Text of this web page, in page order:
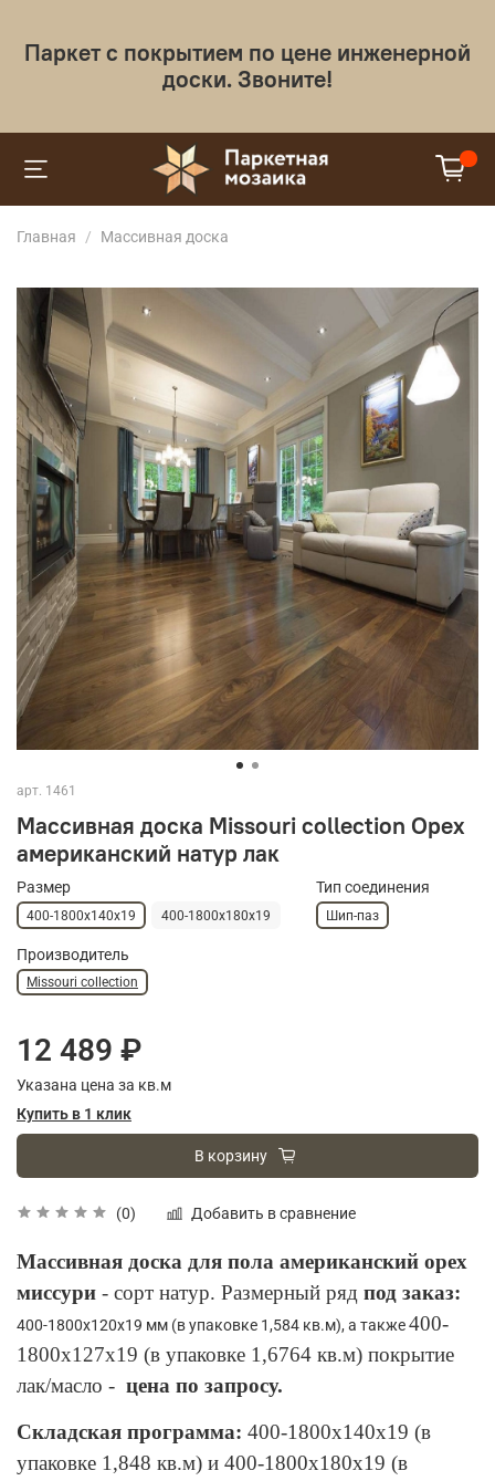
Паркет с покрытием по цене инженерной
доски. Звоните!
Главная Массивная доска
арт. 1461
Массивная доска Missouri collection Орех
американский натур лак
(0) Добавить в сравнение
Размер
400-1800х140х19 400-1800х180х19
Тип соединения
Шип-паз
Производитель
Missouri collection
12 489 ₽
Указана цена за кв.м
Купить в 1 клик
В корзину
Массивная доска для пола американский орех
миссури - сорт натур. Размерный ряд под заказ:
400-1800х120х19 мм (в упаковке 1,584 кв.м), а также400-
1800х127х19 (в упаковке 1,6764 кв.м) покрытие
лак/масло - цена по запросу.
Складская программа: 400-1800х140х19 (в
упаковке 1,848 кв.м) и 400-1800х180х19 (в